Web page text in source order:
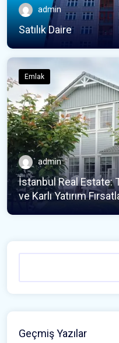
admin
Satılık Daire
Emlak
admin
İstanbul Real Estate:
ve Karlı Yatırım
Geçmiş Yazılar